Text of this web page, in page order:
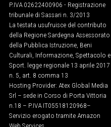
VIDEO
UNISCITI
AL CANALE
WHATSAPP
P.IVA 02622400906 - Registrazione
tribunale di Sassari n. 3/2013
La testata usufruisce del contributo
della Regione Sardegna Assessorato
della Pubblica Istruzione, Beni
Culturali, Informazione, Spettacolo e
Sport. legge regionale 13 aprile 2017
n. 5, art. 8 comma 13
Hosting Provider: Atex Global Media
Srl – sede in Corso di Porta Vittoria
n.18 – P.IVA IT05518120968​–
Servizio erogato tramite Amazon